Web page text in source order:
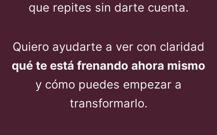
que repites sin darte cuenta.
Quiero ayudarte a ver con claridad
qué te está frenando ahora mismo
y cómo puedes empezar a
transformarlo.